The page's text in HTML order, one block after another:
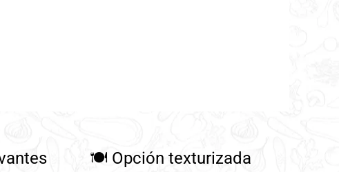
🍽️ Opción texturizada